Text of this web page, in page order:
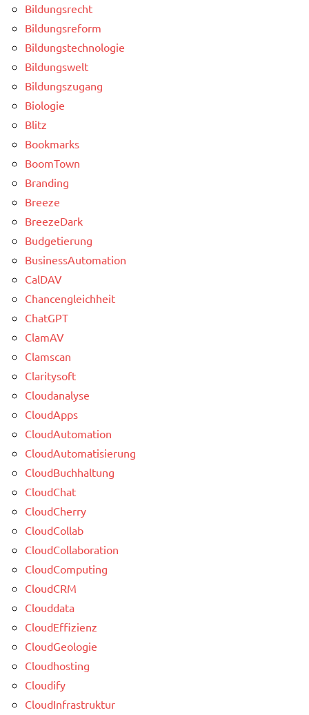
Bildungsrecht
Bildungsreform
Bildungstechnologie
Bildungswelt
Bildungszugang
Biologie
Blitz
Bookmarks
BoomTown
Branding
Breeze
BreezeDark
Budgetierung
BusinessAutomation
CalDAV
Chancengleichheit
ChatGPT
ClamAV
Clamscan
Claritysoft
Cloudanalyse
CloudApps
CloudAutomation
CloudAutomatisierung
CloudBuchhaltung
CloudChat
CloudCherry
CloudCollab
CloudCollaboration
CloudComputing
CloudCRM
Clouddata
CloudEffizienz
CloudGeologie
Cloudhosting
Cloudify
CloudInfrastruktur